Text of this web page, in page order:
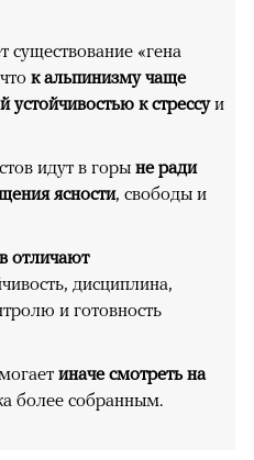
существование «гена
к альпинизму чаще
устойчивостью к стрессуи
идут в горы не ради
ясности, свободы и
отличают
дисциплина,
и готовность
иначе смотреть на
более собранным.